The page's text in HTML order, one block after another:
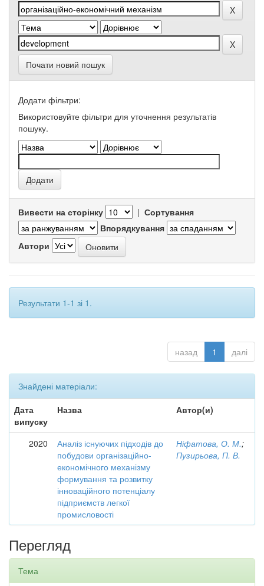
Почати новий пошук
Додати фільтри:
Використовуйте фільтри для уточнення результатів
пошуку.
Вивести на сторінку | Сортування
Впорядкування
Автори
Результати 1-1 зі 1.
назад 1 далі
Знайдені матеріали:
Дата
випуску
Назва Автор(и)
2020
Аналіз існуючих підходів до
побудови організаційно-
економічного механізму
формування та розвитку
інноваційного потенціалу
підприємств легкої
промисловості
Ніфатова, О. М.;
Пузирьова, П. В.
Перегляд
Тема